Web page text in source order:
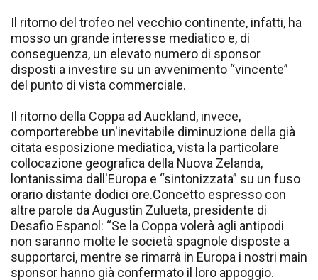
Il ritorno del trofeo nel vecchio continente, infatti, ha
mosso un grande interesse mediatico e, di
conseguenza, un elevato numero di sponsor
disposti a investire su un avvenimento “vincente”
del punto di vista commerciale.
Il ritorno della Coppa ad Auckland, invece,
comporterebbe un'inevitabile diminuzione della già
citata esposizione mediatica, vista la particolare
collocazione geografica della Nuova Zelanda,
lontanissima dall'Europa e “sintonizzata” su un fuso
orario distante dodici ore.Concetto espresso con
altre parole da Augustin Zulueta, presidente di
Desafio Espanol: “Se la Coppa volerà agli antipodi
non saranno molte le società spagnole disposte a
supportarci, mentre se rimarrà in Europa i nostri main
sponsor hanno già confermato il loro appoggio.